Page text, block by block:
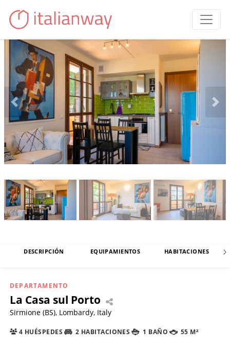
DESCRIPCIÓN EQUIPAMIENTOS HABITACIONES
DEPARTAMENTO
La Casa sul Porto
Sirmione (BS), Lombardy, Italy
4 HUÉSPEDES 2 HABITACIONES 1 BAÑO 55 M²